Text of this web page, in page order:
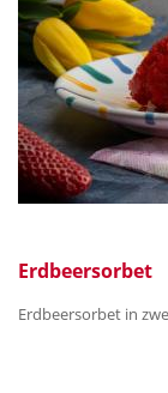
Erdbeersorbet
Erdbeersorbet in